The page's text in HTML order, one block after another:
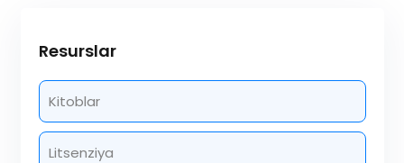
Resurslar
Kitoblar
Litsenziya